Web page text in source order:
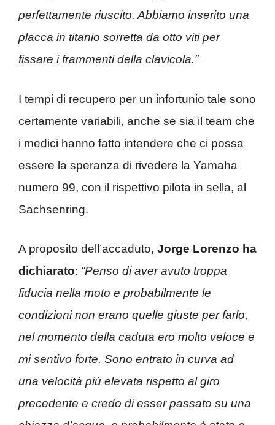
perfettamente riuscito. Abbiamo inserito una
placca in titanio sorretta da otto viti per
fissare i frammenti della clavicola.”
I tempi di recupero per un infortunio tale sono
certamente variabili, anche se sia il team che
i medici hanno fatto intendere che ci possa
essere la speranza di rivedere la Yamaha
numero 99, con il rispettivo pilota in sella, al
Sachsenring.
A proposito dell’accaduto, Jorge Lorenzo ha
dichiarato: “Penso di aver avuto troppa
fiducia nella moto e probabilmente le
condizioni non erano quelle giuste per farlo,
nel momento della caduta ero molto veloce e
mi sentivo forte. Sono entrato in curva ad
una velocità più elevata rispetto al giro
precedente e credo di esser passato su una